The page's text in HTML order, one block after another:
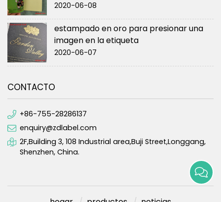
2020-06-08
estampado en oro para presionar una
imagen en la etiqueta
2020-06-07
CONTACTO
+86-755-28286137
enquiry@zdlabel.com
2F,Building 3, 108 Industrial area,Buji Street,Longgang,
Shenzhen, China.